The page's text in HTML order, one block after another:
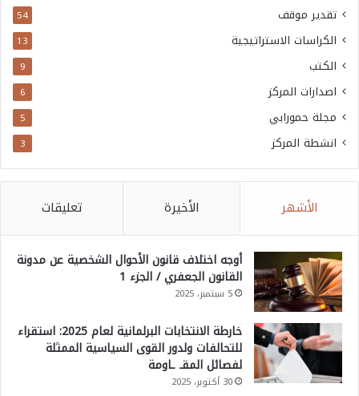
تقدير موقف 54
الكراسات الاستراتيجية 13
الكتب 9
اصدارات المركز 6
مجلة حمورابي 5
انشطة المركز 3
الأشهر الأخيرة تعليقات
أوجه اختلاف قانون الأحوال الشخصية عن مدونة
القانون الجعفري / الجزء 1
5 سبتمبر، 2025
خارطة الانتخابات البرلمانية لعام 2025: استقراء
للتحالفات ولدور القوى السياسية الممثلة
لفصائل المقـ ـاومة
30 أكتوبر، 2025